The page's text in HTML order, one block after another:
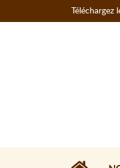
Téléchargez